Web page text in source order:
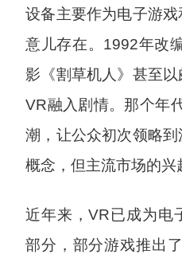
设备主要作为电子游
意儿存在。1992年改
影《割草机人》甚至
VR融入剧情。那个年
潮，让公众初次领略
概念，但主流市场的兴
近年来，VR已成为电
部分，部分游戏推出